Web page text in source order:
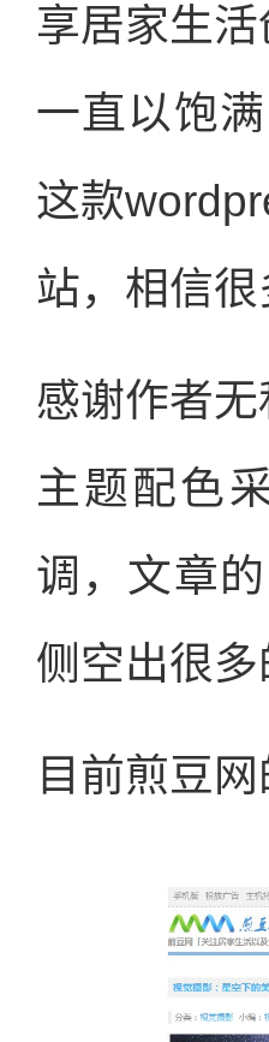
享居家生
一直以饱
这款
站，相信
感谢作者
主题配色
调，文章
侧空出很
目前煎豆